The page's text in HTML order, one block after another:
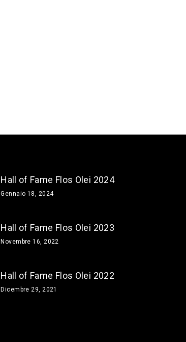
Hall of Fame Flos Olei 2024
Gennaio 18, 2024
Hall of Fame Flos Olei 2023
Novembre 16, 2022
Hall of Fame Flos Olei 2022
Dicembre 29, 2021